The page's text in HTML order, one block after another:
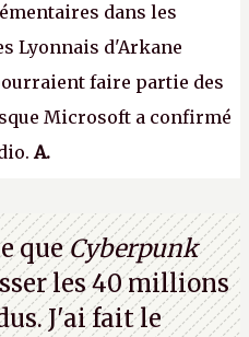
dans les
Lyonnais d'Arkane
faire partie des
Microsoft a confirmé
A.
queCyberpunk
les 40 millions
J'ai fait le